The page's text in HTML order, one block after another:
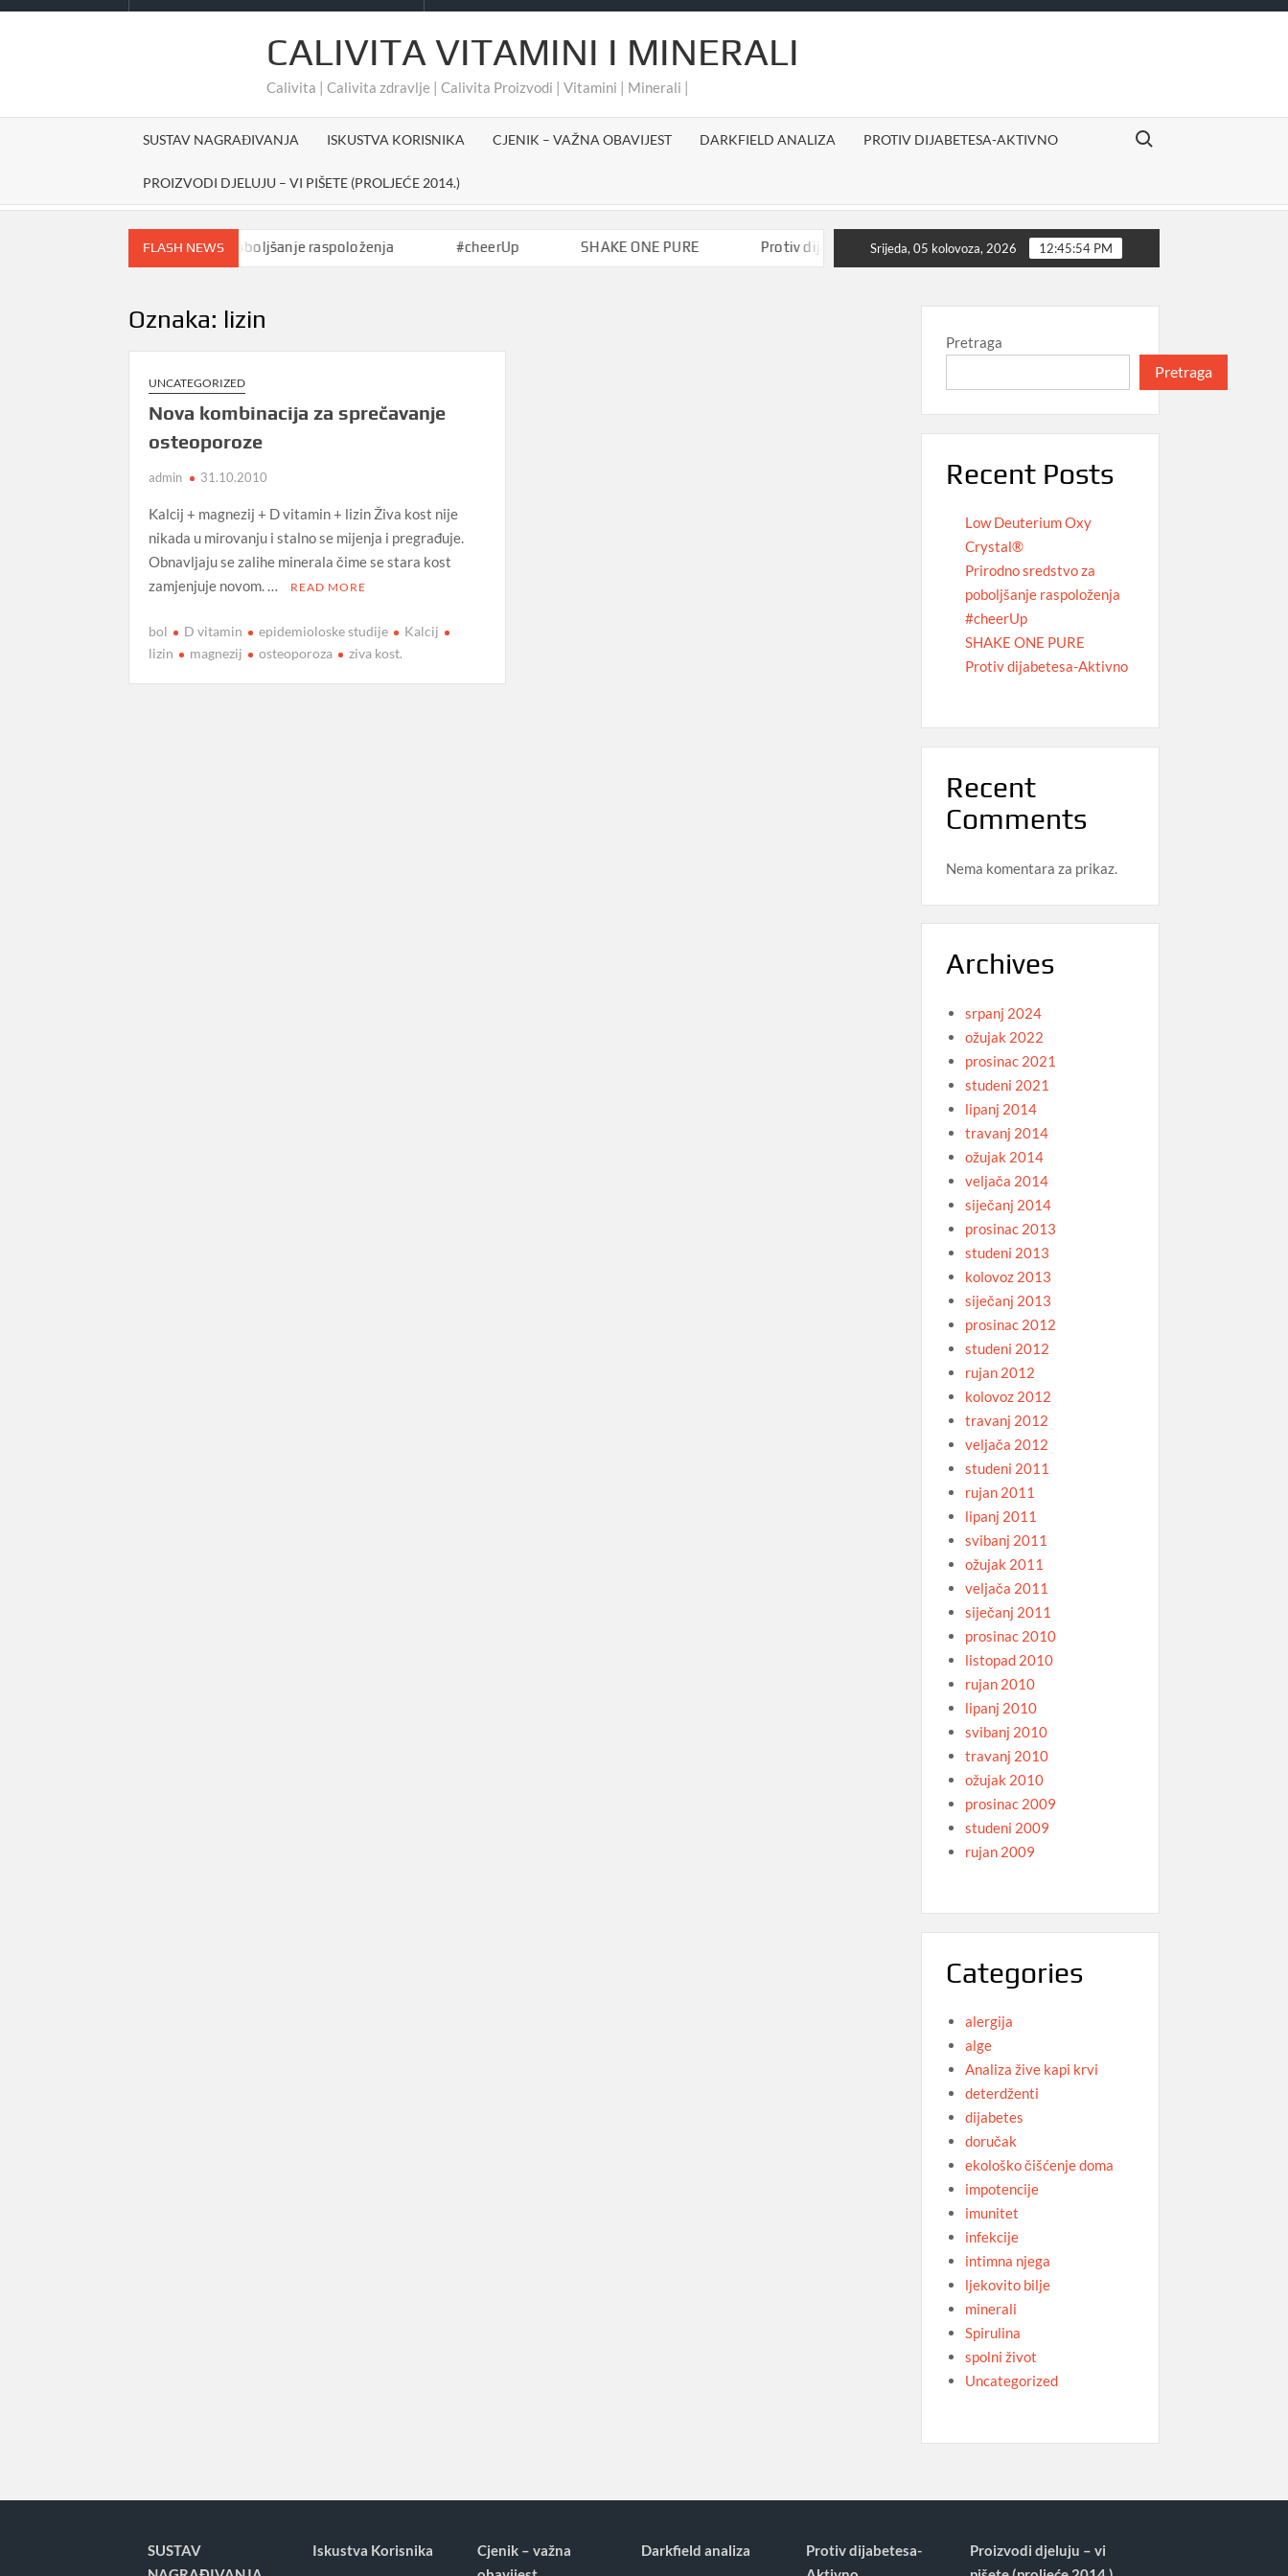
CALIVITA VITAMINI I MINERALI
Calivita | Calivita zdravlje | Calivita Proizvodi | Vitamini | Minerali |
SUSTAV NAGRAĐIVANJA ISKUSTVA KORISNIKA CJENIK – VAŽNA OBAVIJEST DARKFIELD ANALIZA PROTIV DIJABETESA-AKTIVNO
PROIZVODI DJELUJU – VI PIŠETE (PROLJEĆE 2014.)
Search for:
FLASH NEWS
Prirodno sredstvo za poboljšanje raspoloženja #cheerUp SHAKE ONE PURE Protiv dijabetesa-Aktivno Izvor sigurne i ugodne mirovine
Srijeda, 05 kolovoza, 2026 12:45:55 PM
Oznaka: lizin
UNCATEGORIZED
Nova kombinacija za sprečavanje
osteoporoze
admin 31.10.2010
Kalcij + magnezij + D vitamin + lizin Živa kost nije
nikada u mirovanju i stalno se mijenja i pregrađuje.
Obnavljaju se zalihe minerala čime se stara kost
zamjenjuje novom. …
READ MORE
bol D vitamin epidemioloske studije
Kalcij
lizin
magnezij osteoporoza ziva kost.
Pretraga
Pretraga
Recent Posts
Low Deuterium Oxy
Crystal®
Prirodno sredstvo za
poboljšanje raspoloženja
#cheerUp
SHAKE ONE PURE
Protiv dijabetesa-Aktivno
Recent
Comments
Nema komentara za prikaz.
Archives
srpanj 2024
ožujak 2022
prosinac 2021
studeni 2021
lipanj 2014
travanj 2014
ožujak 2014
veljača 2014
siječanj 2014
prosinac 2013
studeni 2013
kolovoz 2013
siječanj 2013
prosinac 2012
studeni 2012
rujan 2012
kolovoz 2012
travanj 2012
veljača 2012
studeni 2011
rujan 2011
lipanj 2011
svibanj 2011
ožujak 2011
veljača 2011
siječanj 2011
prosinac 2010
listopad 2010
rujan 2010
lipanj 2010
svibanj 2010
travanj 2010
ožujak 2010
prosinac 2009
studeni 2009
rujan 2009
Categories
alergija
alge
Analiza žive kapi krvi
deterdženti
dijabetes
doručak
ekološko čišćenje doma
impotencije
imunitet
infekcije
intimna njega
ljekovito bilje
minerali
Spirulina
spolni život
Uncategorized
SUSTAV
Iskustva Korisnika
Cjenik – važna
Darkfield analiza
Protiv dijabetesa-
Proizvodi djeluju – vi